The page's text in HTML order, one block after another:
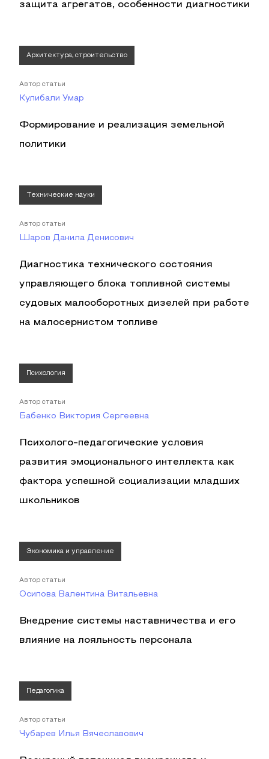
защита агрегатов, особенности диагностики
Архитектура, строительство
Автор статьи
Кулибали Умар
Формирование и реализация земельной
политики
Технические науки
Автор статьи
Шаров Данила Денисович
Диагностика технического состояния
управляющего блока топливной системы
судовых малооборотных дизелей при работе
на малосернистом топливе
Психология
Автор статьи
Бабенко Виктория Сергеевна
Психолого-педагогические условия
развития эмоционального интеллекта как
фактора успешной социализации младших
школьников
Экономика и управление
Автор статьи
Осипова Валентина Витальевна
Внедрение системы наставничества и его
влияние на лояльность персонала
Педагогика
Автор статьи
Чубарев Илья Вячеславович